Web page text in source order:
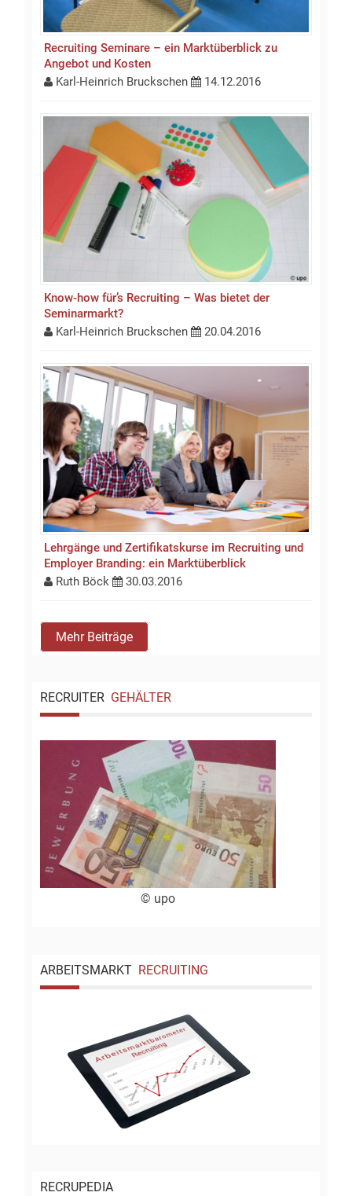
Recruiting Seminare – ein Marktüberblick zu
Angebot und Kosten
Karl-Heinrich Bruckschen
14.12.2016
Know-how für’s Recruiting – Was bietet der
Seminarmarkt?
Karl-Heinrich Bruckschen
20.04.2016
Lehrgänge und Zertifikatskurse im Recruiting und
Employer Branding: ein Marktüberblick
Ruth Böck
30.03.2016
Mehr Beiträge
RECRUITER GEHÄLTER
© upo
ARBEITSMARKT RECRUITING
RECRUPEDIA